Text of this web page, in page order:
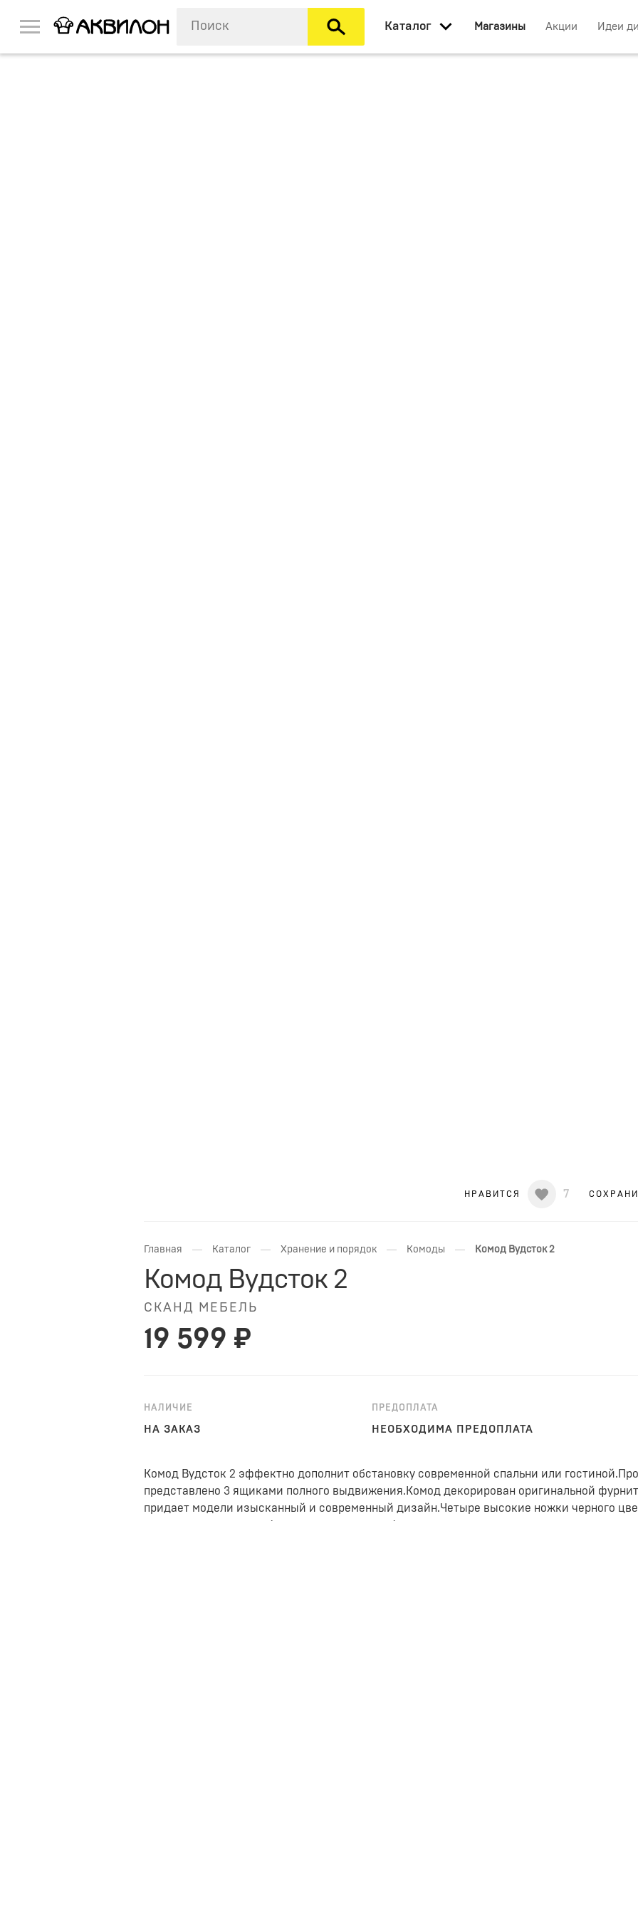
Каталог Магазины Акции Идеи
7
НРАВИТСЯ
Главная — Каталог — Хранение и порядок — Комоды — Комод Вудсток 2
Комод Вудсток 2
СКАНД МЕБЕЛЬ
19 599 ₽
НАЛИЧИЕ
НА ЗАКАЗ
ПРЕДОПЛАТА
НЕОБХОДИМА ПРЕДОПЛАТА
Комод Вудсток 2 эффектно дополнит обстановку современной спальни или
представлено 3 ящиками полного выдвижения.Комод декорирован оригинальной
придает модели изысканный и современный дизайн.Четыре высокие ножки черного
легкость и позволяют без труда проводить уборку.